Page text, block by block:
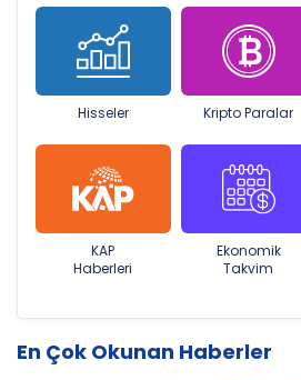
Hisseler Kripto Paralar
KAP
Haberleri
Ekonomik
Takvim
En Çok Okunan Haberler